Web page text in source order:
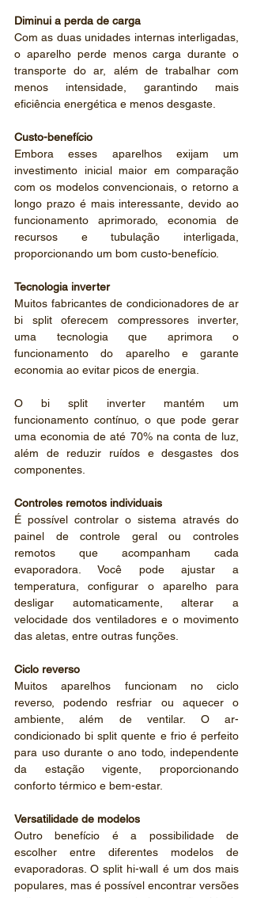
Diminui a perda de carga
Com as duas unidades internas interligadas,
o aparelho perde menos carga durante o
transporte do ar, além de trabalhar com
menos intensidade, garantindo mais
eficiência energética e menos desgaste.
Custo-benefício
Embora esses aparelhos exijam um
investimento inicial maior em comparação
com os modelos convencionais, o retorno a
longo prazo é mais interessante, devido ao
funcionamento aprimorado, economia de
recursos e tubulação interligada,
proporcionando um bom custo-benefício.
Tecnologia inverter
Muitos fabricantes de condicionadores de ar
bi split oferecem compressores inverter,
uma tecnologia que aprimora o
funcionamento do aparelho e garante
economia ao evitar picos de energia.
O bi split inverter mantém um
funcionamento contínuo, o que pode gerar
uma economia de até 70% na conta de luz,
além de reduzir ruídos e desgastes dos
componentes.
Controles remotos individuais
É possível controlar o sistema através do
painel de controle geral ou controles
remotos que acompanham cada
evaporadora. Você pode ajustar a
temperatura, configurar o aparelho para
desligar automaticamente, alterar a
velocidade dos ventiladores e o movimento
das aletas, entre outras funções.
Ciclo reverso
Muitos aparelhos funcionam no ciclo
reverso, podendo resfriar ou aquecer o
ambiente, além de ventilar. O ar-
condicionado bi split quente e frio é perfeito
para uso durante o ano todo, independente
da estação vigente, proporcionando
conforto térmico e bem-estar.
Versatilidade de modelos
Outro benefício é a possibilidade de
escolher entre diferentes modelos de
evaporadoras. O split hi-wall é um dos mais
populares, mas é possível encontrar versões